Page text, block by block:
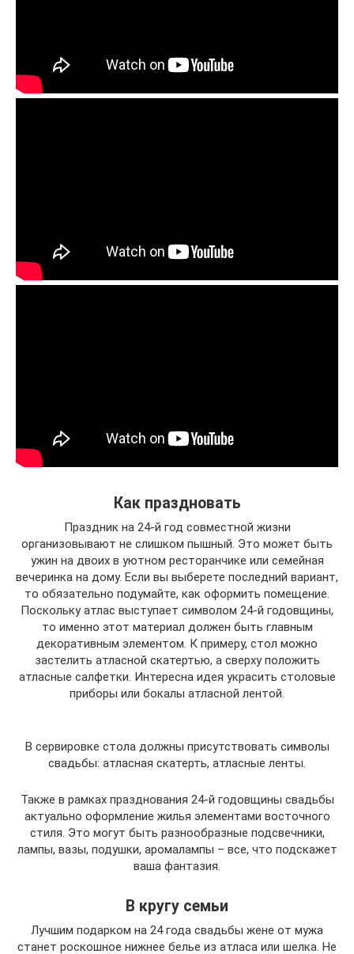
Как праздновать
Праздник на 24-й год совместной жизни
организовывают не слишком пышный. Это может быть
ужин на двоих в уютном ресторанчике или семейная
вечеринка на дому. Если вы выберете последний вариант,
то обязательно подумайте, как оформить помещение.
Поскольку атлас выступает символом 24-й годовщины,
то именно этот материал должен быть главным
декоративным элементом. К примеру, стол можно
застелить атласной скатертью, а сверху положить
атласные салфетки. Интересна идея украсить столовые
приборы или бокалы атласной лентой.
В сервировке стола должны присутствовать символы
свадьбы: атласная скатерть, атласные ленты.
Также в рамках празднования 24-й годовщины свадьбы
актуально оформление жилья элементами восточного
стиля. Это могут быть разнообразные подсвечники,
лампы, вазы, подушки, аромалампы – все, что подскажет
ваша фантазия.
В кругу семьи
Лучшим подарком на 24 года свадьбы жене от мужа
станет роскошное нижнее белье из атласа или шелка. Не